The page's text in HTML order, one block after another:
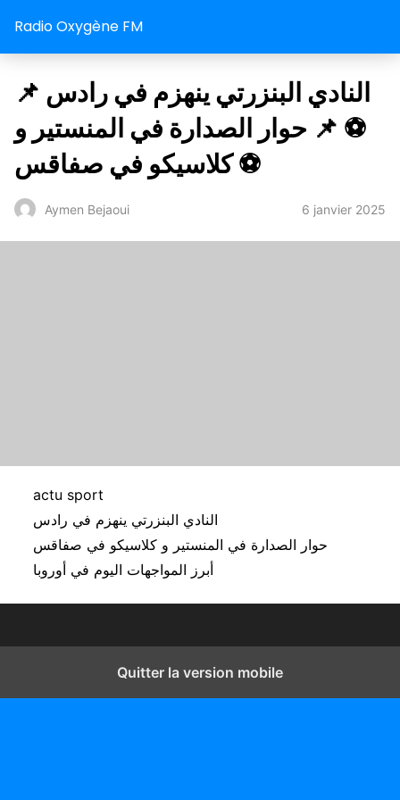
Radio Oxygène FM
📌 النادي البنزرتي ينهزم في رادس
⚽️ 📌 حوار الصدارة في المنستير و
كلاسيكو في صفاقس ⚽️
Aymen Bejaoui 6 janvier 2025
actu sport
Quitter la version mobile